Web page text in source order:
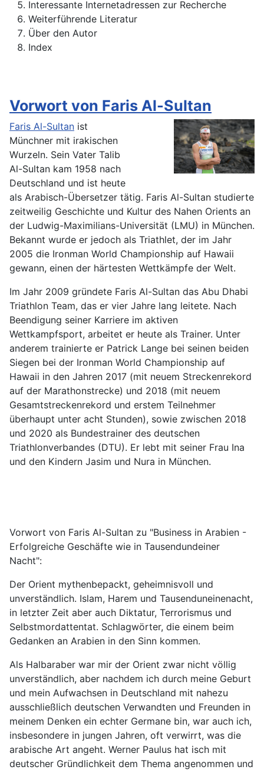
Interessante Internetadressen zur Recherche
Weiterführende Literatur
Über den Autor
Index
Vorwort von Faris Al-Sultan
Faris Al-Sultan ist
Münchner mit irakischen
Wurzeln. Sein Vater Talib
Al-Sultan kam 1958 nach
Deutschland und ist heute
als Arabisch-Übersetzer tätig. Faris Al-Sultan studierte
zeitweilig Geschichte und Kultur des Nahen Orients an
der Ludwig-Maximilians-Universität (LMU) in München.
Bekannt wurde er jedoch als Triathlet, der im Jahr
2005 die Ironman World Championship auf Hawaii
gewann, einen der härtesten Wettkämpfe der Welt.
Im Jahr 2009 gründete Faris Al-Sultan das Abu Dhabi
Triathlon Team, das er vier Jahre lang leitete. Nach
Beendigung seiner Karriere im aktiven
Wettkampfsport, arbeitet er heute als Trainer. Unter
anderem trainierte er Patrick Lange bei seinen beiden
Siegen bei der Ironman World Championship auf
Hawaii in den Jahren 2017 (mit neuem Streckenrekord
auf der Marathonstrecke) und 2018 (mit neuem
Gesamtstreckenrekord und erstem Teilnehmer
überhaupt unter acht Stunden), sowie zwischen 2018
und 2020 als Bundestrainer des deutschen
Triathlonverbandes (DTU). Er lebt mit seiner Frau Ina
und den Kindern Jasim und Nura in München.
Vorwort von Faris Al-Sultan zu "Business in Arabien -
Erfolgreiche Geschäfte wie in Tausendundeiner
Nacht":
Der Orient mythenbepackt, geheimnisvoll und
unverständlich. Islam, Harem und Tausenduneinenacht,
in letzter Zeit aber auch Diktatur, Terrorismus und
Selbstmordattentat. Schlagwörter, die einem beim
Gedanken an Arabien in den Sinn kommen.
Als Halbaraber war mir der Orient zwar nicht völlig
unverständlich, aber nachdem ich durch meine Geburt
und mein Aufwachsen in Deutschland mit nahezu
ausschließlich deutschen Verwandten und Freunden in
meinem Denken ein echter Germane bin, war auch ich,
insbesondere in jungen Jahren, oft verwirrt, was die
arabische Art angeht. Werner Paulus hat isch mit
deutscher Gründlichkeit dem Thema angenommen und